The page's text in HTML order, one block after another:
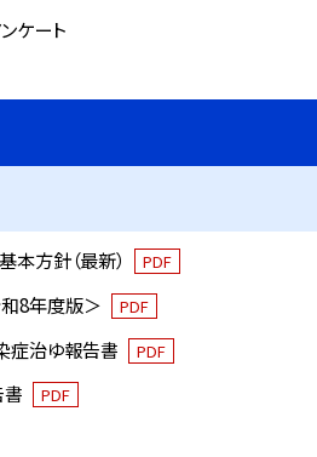
ケート
方針（最新） PDF
8年度版＞ PDF
症治ゆ報告書 PDF
書 PDF